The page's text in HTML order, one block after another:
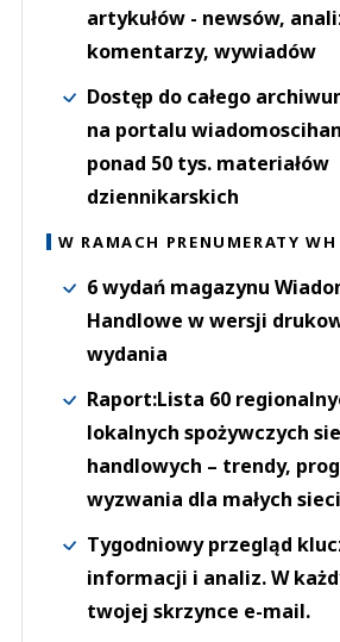
artykułów - newsów,
komentarzy, wywiadów
Dostęp do całego
na portalu
ponad 50 tys. materiałów
dziennikarskich
W RAMACH PRENUMERATY
6 wydań magazynu
Handlowe w wersji
wydania
Raport:Lista 60
lokalnych spożywczych
handlowych – trendy,
wyzwania dla małych sieci
Tygodniowy przegląd
informacji i analiz. W
twojej skrzynce e-mail.